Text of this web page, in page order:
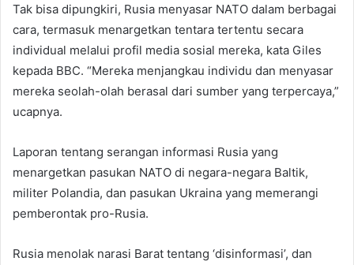
Tak bisa dipungkiri, Rusia menyasar NATO dalam berbagai
cara, termasuk menargetkan tentara tertentu secara
individual melalui profil media sosial mereka, kata Giles
kepada BBC. “Mereka menjangkau individu dan menyasar
mereka seolah-olah berasal dari sumber yang terpercaya,”
ucapnya.
Laporan tentang serangan informasi Rusia yang
menargetkan pasukan NATO di negara-negara Baltik,
militer Polandia, dan pasukan Ukraina yang memerangi
pemberontak pro-Rusia.
Rusia menolak narasi Barat tentang ‘disinformasi’, dan